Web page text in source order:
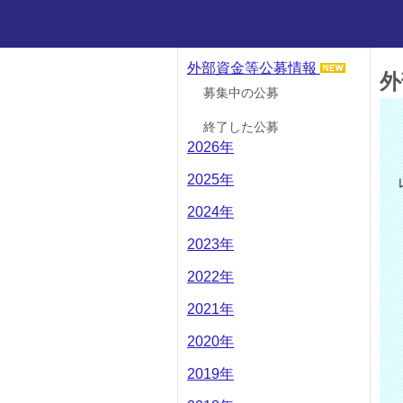
外部資金等公募情報
募集中の公募
終了した公募
2026年
2025年
2024年
2023年
2022年
2021年
2020年
2019年